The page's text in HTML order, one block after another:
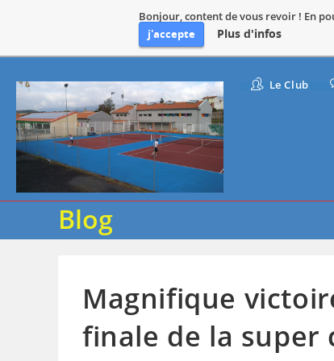
Bonjour, content de vous revoir ! En
j'accepte
Plus d'infos
content
Le Club
Blog
Magnifique
finale de la super